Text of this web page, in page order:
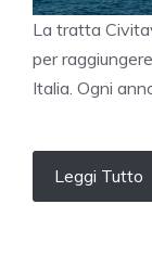
La tratta
per
Italia. Ogni
Leggi Tutto